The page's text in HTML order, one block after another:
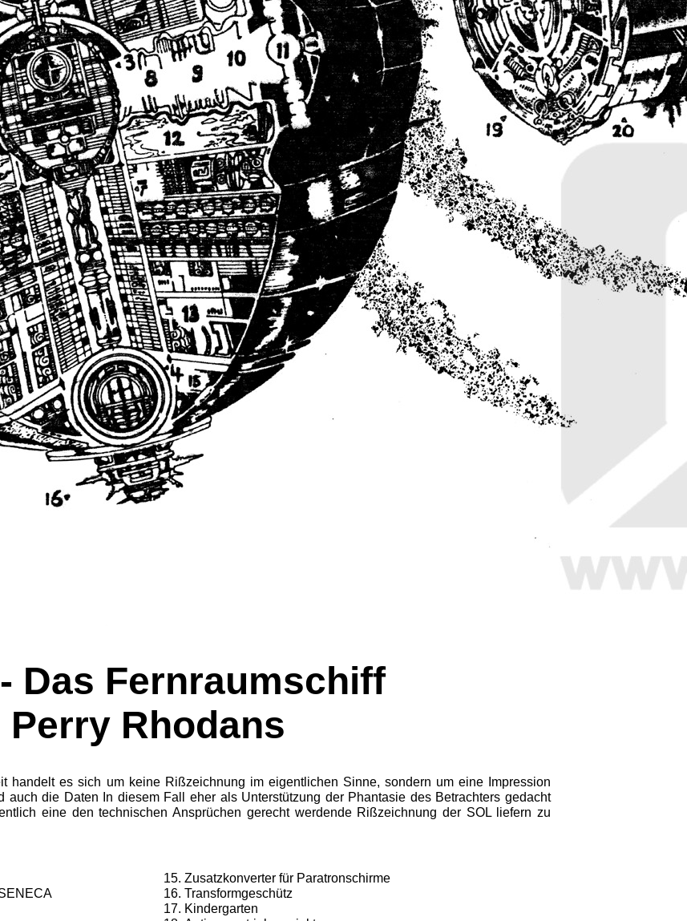
Das Fernraumschiff
Perry Rhodans
handeltes sich um keine Rißzeichnung im eigentlichen Sinne, sondern um eine Impression
auchdie Daten In diesem Fall eher als Unterstützung der Phantasie des Betrachters ge­dacht
lich eine den technischenAnsprüchen gerecht wer­dende Rißzeichnung der SOL
liefern zu
Zusatzkonverter für Paratronschirme
Transformgeschütz
Kindergarten